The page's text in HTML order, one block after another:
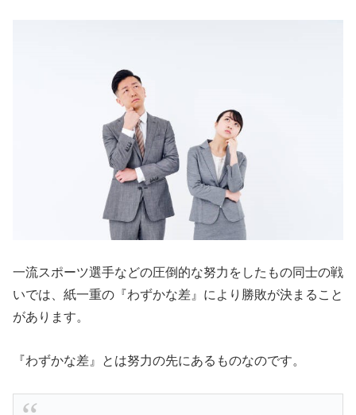
一流スポーツ選手などの圧倒的な努力をしたもの同士の戦
いでは、紙一重の『わずかな差』により勝敗が決まること
があります。
『わずかな差』とは努力の先にあるものなのです。